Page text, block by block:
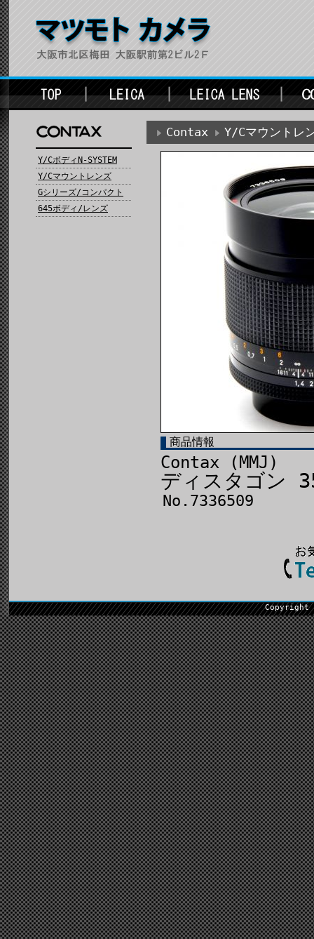
Y/CボディN-SYSTEM
Y/Cマウントレンズ
Gシリーズ/コンパクト
645ボディ/レンズ
Contax Y/Cマウントレ
商品情報
Contax (MMJ)
ディスタゴン
No.7336509
Copyright